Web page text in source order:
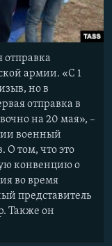
отправка
армии. «С 1
но в
отправка в
на 20 мая», –
военный
О том, что это
конвенцию о
во время
представитель
Также он